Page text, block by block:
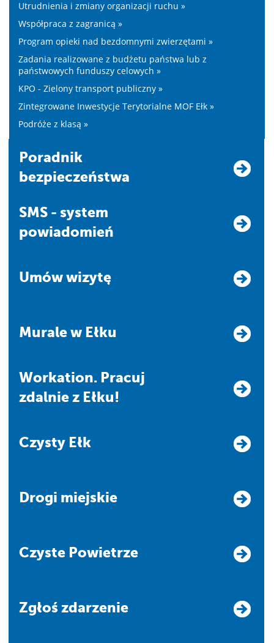
Utrudnienia i zmiany organizacji ruchu »
Współpraca z zagranicą »
Program opieki nad bezdomnymi zwierzętami »
Zadania realizowane z budżetu państwa lub z
państwowych funduszy celowych »
KPO - Zielony transport publiczny »
Zintegrowane Inwestycje Terytorialne MOF Ełk »
Podróże z klasą »
Poradnik
bezpieczeństwa
SMS - system
powiadomień
Umów wizytę
Murale w Ełku
Workation. Pracuj
zdalnie z Ełku!
Czysty Ełk
Drogi miejskie
Czyste Powietrze
Zgłoś zdarzenie